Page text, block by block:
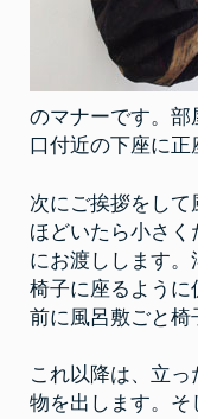
のマナーです。部
口付近の下座に正
次にご挨拶をして
ほどいたら小さく
にお渡しします。
椅子に座るように
前に風呂敷ごと椅
これ以降は、立
物を出します。そ